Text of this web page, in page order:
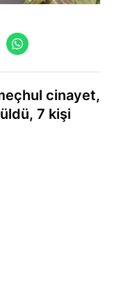
cinayet,
7 kişi